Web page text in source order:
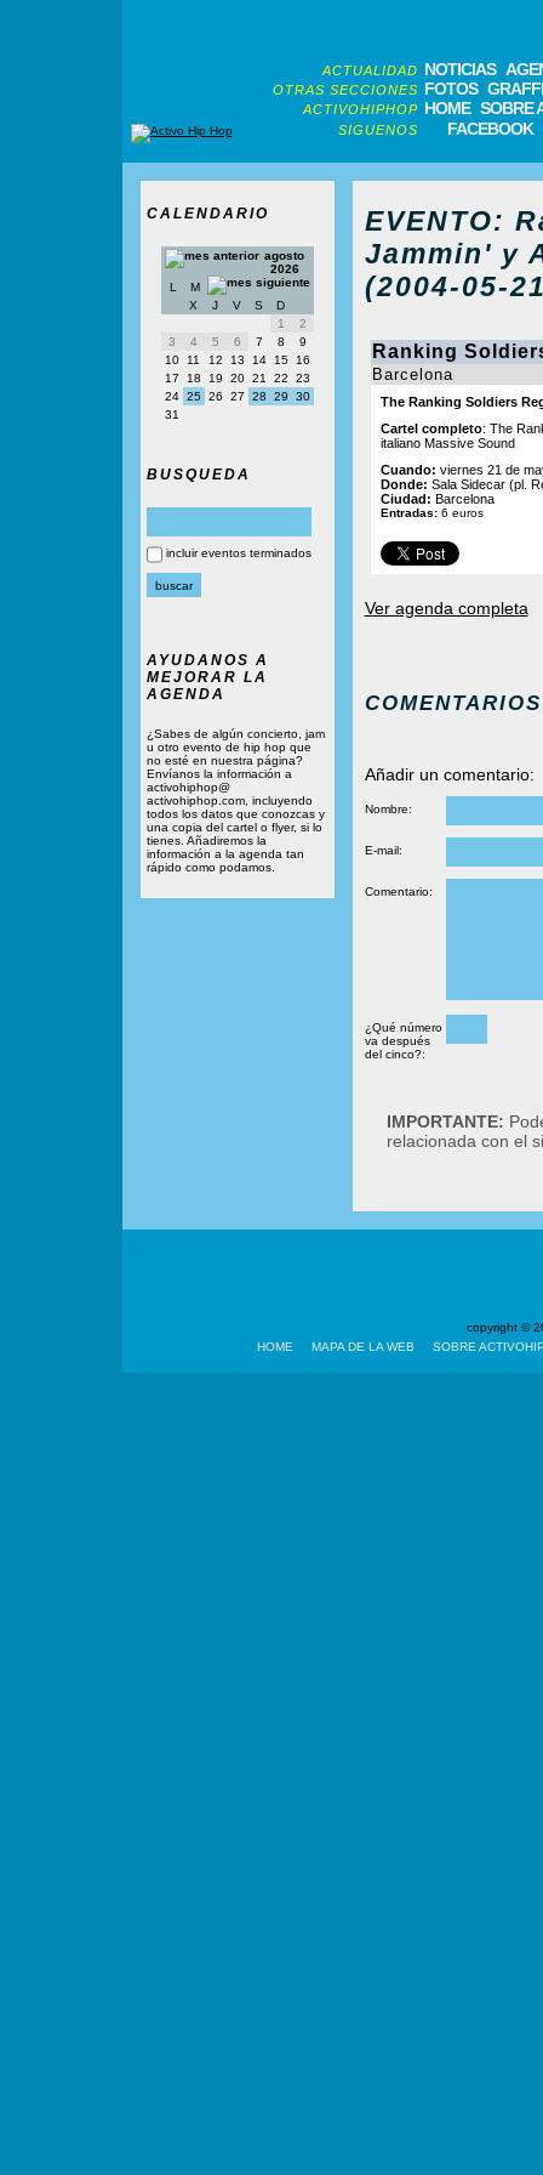
ACTUALIDAD NOTICIAS
OTRAS SECCIONES FOTOS
ACTIVOHIPHOP HOME SOBRE
SIGUENOS FACEBOOK
CALENDARIO
agosto
2026
L
M
X
J V S
D
1
2
3
4 5 6 7 8
9
10
11 12 13 14 15
16
17
18 19 20 21 22
23
24 25 26 27 28 29
30
31
BUSQUEDA
incluir eventos terminados
AYUDANOS A
MEJORAR LA
AGENDA
¿Sabes de algún concierto, jam
u otro evento de hip hop que
no esté en nuestra página?
Envíanos la información a
activohiphop@
activohiphop.com, incluyendo
todos los datos que conozcas y
una copia del cartel o flyer, si lo
tienes. Añadiremos la
información a la agenda tan
rápido como podamos.
EVENTO:
Jammin' y
(2004-05-
Ranking
Barcelona
The Ranking Soldiers
Cartel completo: The
italiano Massive Sound
Cuando: viernes 21 de
Donde: Sala Sidecar (pl.
Ciudad: Barcelona
Entradas: 6 euros
Ver agenda completa
COMENTARIOS
Añadir un comentario:
Nombre:
E-mail:
Comentario:
¿Qué número
va después
del cinco?:
IMPORTANTE:
relacionada con el
copyright ©
HOME
MAPA DE LA WEB SOBRE